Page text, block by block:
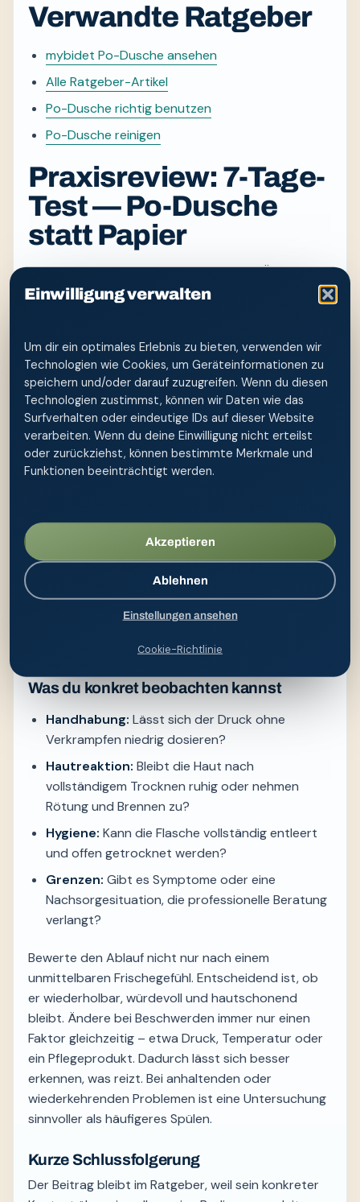
Einwilligung verwalten
Um dir ein optimales Erlebnis zu bieten, verwenden wir
Technologien wie Cookies, um Geräteinformationen zu
speichern und/oder darauf zuzugreifen. Wenn du diesen
Technologien zustimmst, können wir Daten wie das
Surfverhalten oder eindeutige IDs auf dieser Website
verarbeiten. Wenn du deine Einwilligung nicht erteilst
oder zurückziehst, können bestimmte Merkmale und
Funktionen beeinträchtigt werden.
Akzeptieren
Ablehnen
Einstellungen ansehen
Cookie-Richtlinie
Verwandte Ratgeber
mybidet Po-Dusche ansehen
Alle Ratgeber-Artikel
Po-Dusche richtig benutzen
Po-Dusche reinigen
Praxisreview: 7-Tage-
Test — Po-Dusche
statt Papier
Für diesen Artikel wurde geprüft, ob die Überschrift
eine konkrete Entscheidung ermöglicht. Der
und Leser sollen erkennen, was zur äußeren
Hygiene gehört, welche Vorbereitung den Ablauf
erleichtert und an welcher Stelle Selbsthilfe endet.
Die Po-Dusche ist dabei ein Werkzeug, nicht die
Antwort auf jede Ursache.
Zwei typische Situationen
Mit wenig Druck, Abstand und kurzer Dauer
üben; mehr Druck ist kein Qualitätsmerkmal.
Geruch, Risse, Belag oder Undichtigkeit treten
auf
prüfen und das Produkt gegebenenfalls
Was du konkret beobachten kannst
Handhabung: Lässt sich der Druck ohne
Verkrampfen niedrig dosieren?
Hautreaktion: Bleibt die Haut nach
vollständigem Trocknen ruhig oder nehmen
Rötung und Brennen zu?
Hygiene: Kann die Flasche vollständig entleert
und offen getrocknet werden?
Grenzen: Gibt es Symptome oder eine
Nachsorgesituation, die professionelle Beratung
verlangt?
Bewerte den Ablauf nicht nur nach einem
unmittelbaren Frischegefühl. Entscheidend ist, ob
er wiederholbar, würdevoll und hautschonend
bleibt. Ändere bei Beschwerden immer nur einen
Faktor gleichzeitig – etwa Druck, Temperatur oder
ein Pflegeprodukt. Dadurch lässt sich besser
erkennen, was reizt. Bei anhaltenden oder
wiederkehrenden Problemen ist eine Untersuchung
sinnvoller als häufigeres Spülen.
Kurze Schlussfolgerung
Der Beitrag bleibt im Ratgeber, weil sein konkreter